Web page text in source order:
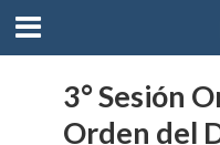
3° Sesión
Orden del